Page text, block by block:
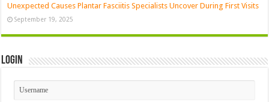
Unexpected Causes Plantar Fasciitis Specialists Uncover During First Visits
September 19, 2025
Login